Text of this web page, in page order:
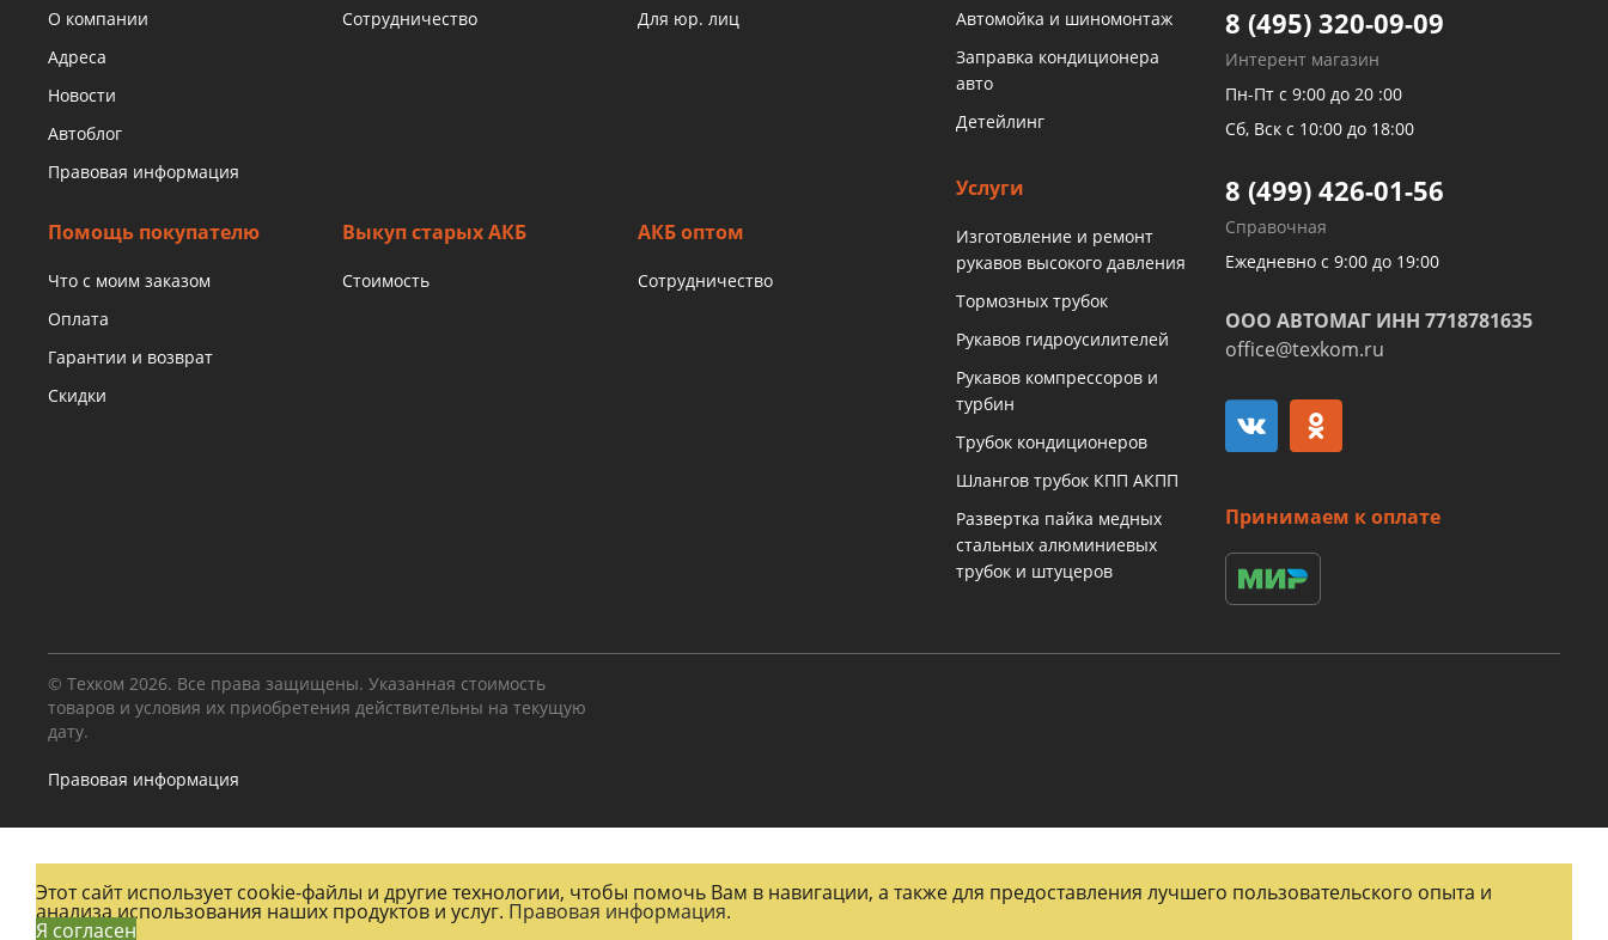
О компании
Адреса
Новости
Автоблог
Правовая информация
Сотрудничество Для юр. лиц
Помощь покупателю
Что с моим заказом
Оплата
Гарантии и возврат
Скидки
Выкуп старых АКБ
Стоимость
АКБ оптом
Сотрудничество
Автомойка и шиномонтаж
Заправка кондиционера
авто
Детейлинг
Услуги
Изготовление и ремонт
рукавов высокого давления
Тормозных трубок
Рукавов гидроусилителей
Рукавов компрессоров и
турбин
Трубок кондиционеров
Шлангов трубок КПП АКПП
Развертка пайка медных
стальных алюминиевых
трубок и штуцеров
8 (495) 320-09-09
Интерент магазин
Пн-Пт с 9:00 до 20 :00
Сб, Вск с 10:00 до 18:00
8 (499) 426-01-56
Справочная
Ежедневно с 9:00 до 19:00
ООО АВТОМАГ ИНН 7718781635
office@texkom.ru
Принимаем к оплате
© Техком 2026. Все права защищены. Указанная стоимость
товаров и условия их приобретения действительны на текущую
дату.
Правовая информация
Этот сайт использует cookie-файлы и другие технологии, чтобы помочь Вам в навигации, а также для предоставления лучшего пользовательского опыта и
анализа использования наших продуктов и услуг. Правовая информация.
Я согласен